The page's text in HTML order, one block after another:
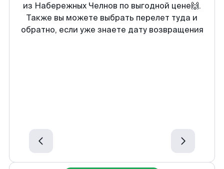
из Набережных Челнов по выгодной цене🙌.
Также вы можете выбрать перелет туда и
обратно, если уже знаете дату возвращения